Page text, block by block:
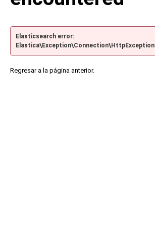
Elasticsearch error:
Elastica\Exception\Connection\HttpException
Regresar a la página anterior.